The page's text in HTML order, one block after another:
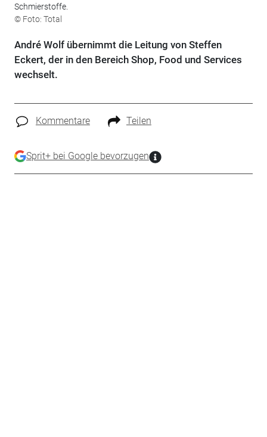
Schmierstoffe.
© Foto: Total
André Wolf übernimmt die Leitung von Steffen
Eckert, der in den Bereich Shop, Food und Services
wechselt.
Kommentare Teilen
Sprit+ bei Google bevorzugen